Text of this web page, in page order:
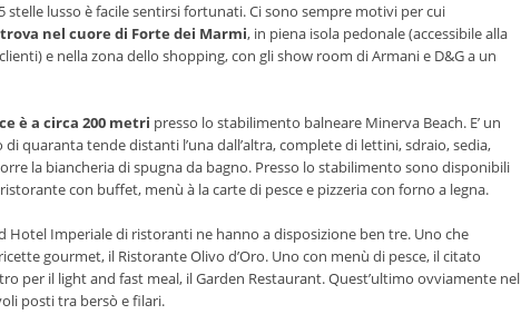
stelle lusso è facile sentirsi fortunati. Ci sono sempre motivi per cui
nel cuore di Forte dei Marmi, in piena isola pedonale (accessibile alla
e nella zona dello shopping, con gli show room di Armani e D&G a un
è a circa 200 metri presso lo stabilimento balneare Minerva Beach. E’ un
quaranta tende distanti l’una dall’altra, complete di lettini, sdraio, sedia,
la biancheria di spugna da bagno. Presso lo stabilimento sono disponibili
con buffet, menù à la carte di pesce e pizzeria con forno a legna.
Hotel Imperiale di ristoranti ne hanno a disposizione ben tre. Uno che
gourmet, il Ristorante Olivo d’Oro. Uno con menù di pesce, il citato
per il light and fast meal, il Garden Restaurant. Quest’ultimo ovviamente nel
posti tra bersò e filari.